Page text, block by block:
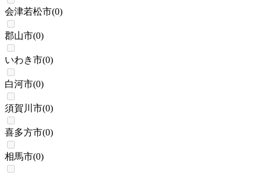
会津若松市(0)
郡山市(0)
いわき市(0)
白河市(0)
須賀川市(0)
喜多方市(0)
相馬市(0)